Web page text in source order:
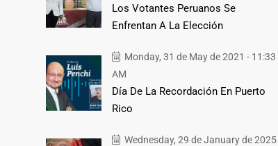
Los Votantes Peruanos Se
Enfrentan A La Elección
Monday, 31 de May de 2021 - 11:33
AM
Día De La Recordación En Puerto
Rico
Wednesday, 29 de January de 2025